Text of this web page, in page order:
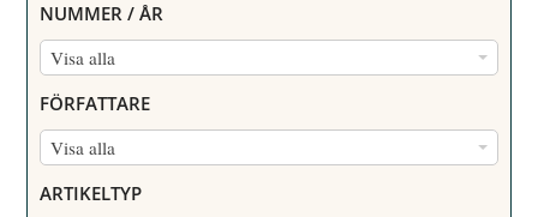
NUMMER / ÅR
Visa alla
N
M
M
FÖRFATTARE
Visa alla
R
ARTIKELTYP